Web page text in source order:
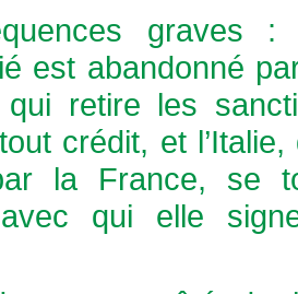
graves :
est abandonné
qui retire les
crédit, et
la France, se
avec qui elle